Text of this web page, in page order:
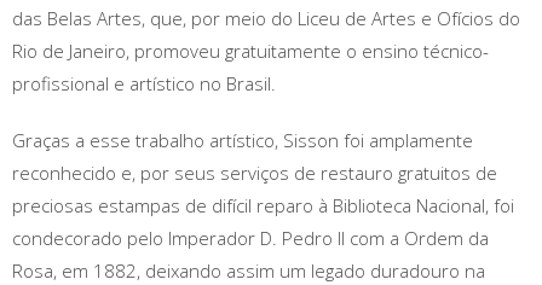
das Belas Artes, que, por meio do Liceu de Artes e Ofícios do
Rio de Janeiro, promoveu gratuitamente o ensino técnico-
profissional e artístico no Brasil.
Graças a esse trabalho artístico, Sisson foi amplamente
reconhecido e, por seus serviços de restauro gratuitos de
preciosas estampas de difícil reparo à Biblioteca Nacional, foi
condecorado pelo Imperador D. Pedro II com a Ordem da
Rosa, em 1882, deixando assim um legado duradouro na